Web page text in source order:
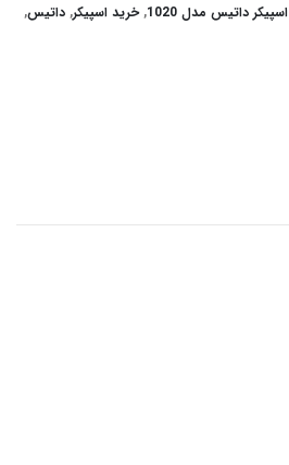
اسپیکر داتیس مدل 1020 ,خرید اسپیکر, داتیس,